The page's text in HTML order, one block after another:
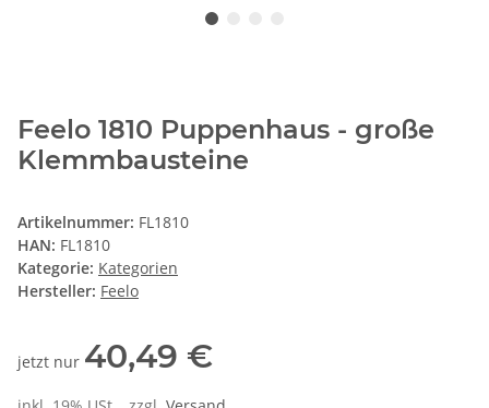
Feelo 1810 Puppenhaus - große
Klemmbausteine
Artikelnummer: FL1810
HAN: FL1810
Kategorie: Kategorien
Hersteller: Feelo
jetzt nur 40,49 €